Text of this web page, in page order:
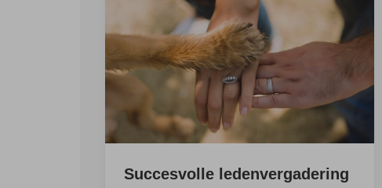
Succesvolle ledenvergadering